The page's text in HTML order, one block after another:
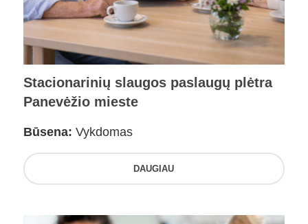
Stacionarinių slaugos paslaugų plėtra
Panevėžio mieste
Būsena: Vykdomas
DAUGIAU